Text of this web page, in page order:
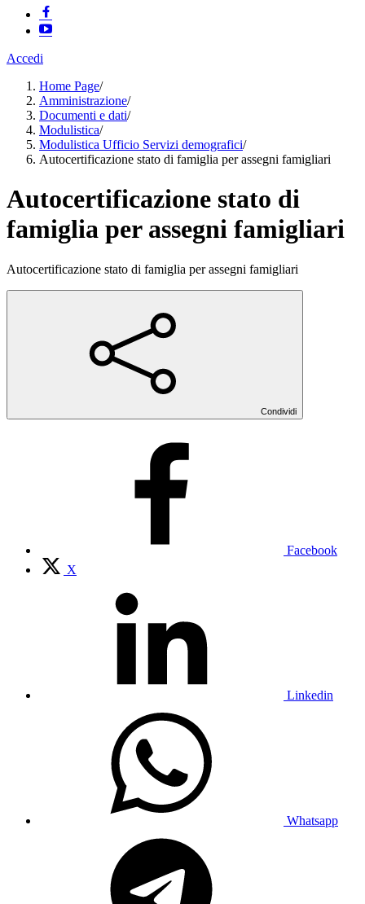
Accedi
Home Page/
Amministrazione/
Documenti e dati/
Modulistica/
Modulistica Ufficio Servizi demografici/
Autocertificazione stato di famiglia per assegni famigliari
Autocertificazione stato di
famiglia per assegni famigliari
Autocertificazione stato di famiglia per assegni famigliari
Condividi
Facebook
X
Linkedin
Whatsapp